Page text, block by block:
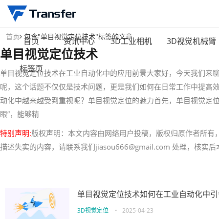
首页 资讯中心 3D工业相机 3D视觉机械臂
标签页
首页 包含"单目视觉定位技术"标签的文章
单目视觉定位技术
单目视觉定位技术在工业自动化中的应用前景大家好，今天我们
呢，这个话题不仅仅是技术问题，更是我们如何在日常工作中提
动化中越来越受到重视呢？单目视觉定位的魅力首先，单目视觉定
眼”，能够精
特别声明:版权声明：本文内容由网络用户投稿，版权归原作者所
描述失实的内容，请联系我们jiasou666@gmail.com 处理，核实
单目视觉定位技术如何在工业自动化中
3D视觉定位 • 2025-04-23